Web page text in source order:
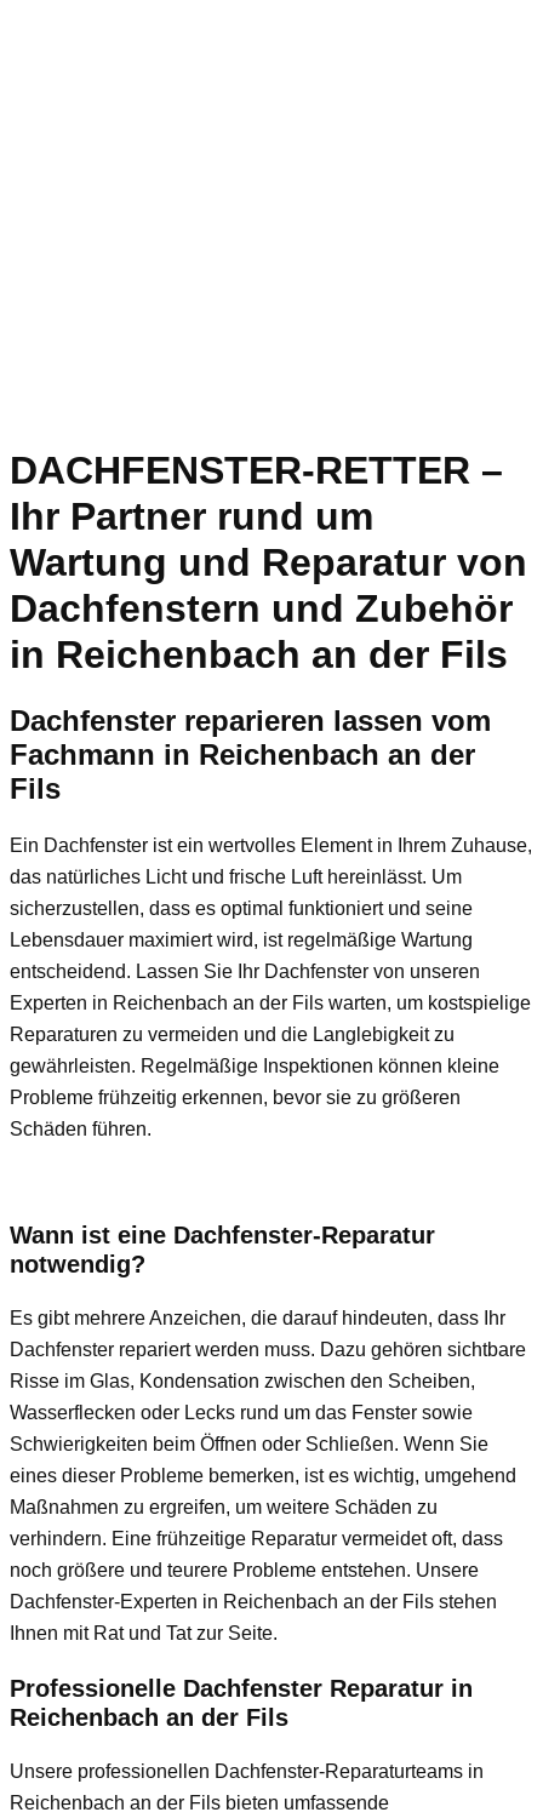
DACHFENSTER-RETTER –
Ihr Partner rund um
Wartung und Reparatur von
Dachfenstern und Zubehör
in Reichenbach an der Fils
Dachfenster reparieren lassen vom
Fachmann in Reichenbach an der
Fils
Ein Dachfenster ist ein wertvolles Element in Ihrem Zuhause,
das natürliches Licht und frische Luft hereinlässt. Um
sicherzustellen, dass es optimal funktioniert und seine
Lebensdauer maximiert wird, ist regelmäßige Wartung
entscheidend. Lassen Sie Ihr Dachfenster von unseren
Experten in Reichenbach an der Fils warten, um kostspielige
Reparaturen zu vermeiden und die Langlebigkeit zu
gewährleisten. Regelmäßige Inspektionen können kleine
Probleme frühzeitig erkennen, bevor sie zu größeren
Schäden führen.
Wann ist eine Dachfenster-Reparatur
notwendig?
Es gibt mehrere Anzeichen, die darauf hindeuten, dass Ihr
Dachfenster repariert werden muss. Dazu gehören sichtbare
Risse im Glas, Kondensation zwischen den Scheiben,
Wasserflecken oder Lecks rund um das Fenster sowie
Schwierigkeiten beim Öffnen oder Schließen. Wenn Sie
eines dieser Probleme bemerken, ist es wichtig, umgehend
Maßnahmen zu ergreifen, um weitere Schäden zu
verhindern. Eine frühzeitige Reparatur vermeidet oft, dass
noch größere und teurere Probleme entstehen. Unsere
Dachfenster-Experten in Reichenbach an der Fils stehen
Ihnen mit Rat und Tat zur Seite.
Professionelle Dachfenster Reparatur in
Reichenbach an der Fils
Unsere professionellen Dachfenster-Reparaturteams in
Reichenbach an der Fils bieten umfassende